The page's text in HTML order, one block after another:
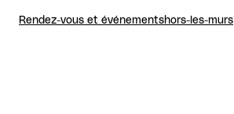
Rendez-vous et événementshors-les-murs